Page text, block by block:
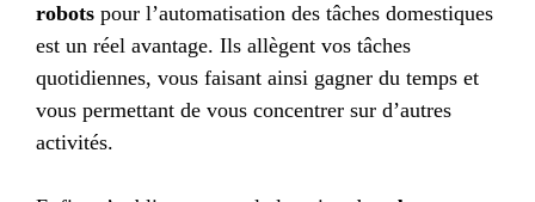
robots pour l’automatisation des tâches domestiques
est un réel avantage. Ils allègent vos tâches
quotidiennes, vous faisant ainsi gagner du temps et
vous permettant de vous concentrer sur d’autres
activités.